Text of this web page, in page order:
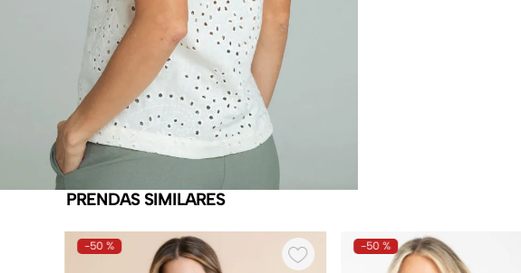
PRENDAS SIMILARES
-50 % -50 %